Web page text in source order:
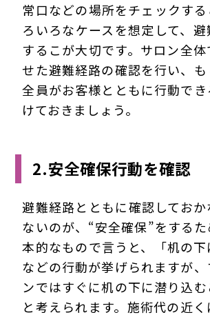
常口などの場所をチェックす
ろいろなケースを想定して、
するこが大切です。サロン全
せた避難経路の確認を行い、
全員がお客様とともに行動で
けておきましょう。
2.安全確保行動を確認
避難経路とともに確認してお
ないのが、“安全確保”をする
本的なもので言うと、「机の下
などの行動が挙げられますが
ンではすぐに机の下に潜り込
と考えられます。施術代の近